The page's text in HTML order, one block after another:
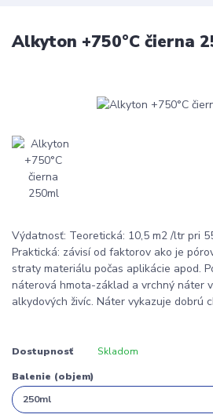
Alkyton +750°C čierna
Výdatnosť: Teoretická: 10,5 m2 /ltr pri
Praktická: závisí od faktorov ako je
straty materiálu počas aplikácie apod.
náterová hmota-základ a vrchný náter
alkydových živíc. Náter vykazuje dobrú
Dostupnosť Skladom
Balenie (objem)